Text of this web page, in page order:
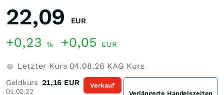
22,09 EUR
+0,23 % +0,05 EUR
Letzter Kurs 04.08.26 KAG Kurs
Geldkurs
01.02.22
21,16 EUR Verkauf
Verlängerte Handelszeiten